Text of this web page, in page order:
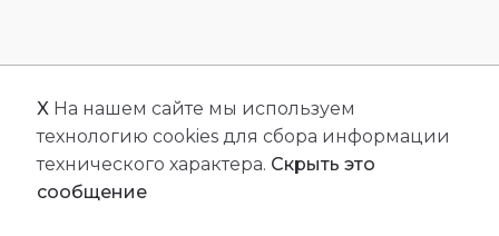
© 2026FriendlyCMS. Все права защищены.
XНа нашем сайте мы используем
технологию cookies для сбора информации
технического характера. Скрыть это
сообщение